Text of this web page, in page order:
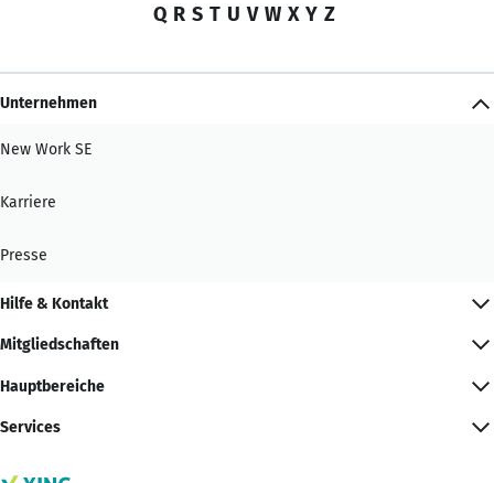
Q R S T U V W X Y Z
Unternehmen
New Work SE
Karriere
Presse
Hilfe & Kontakt
Mitgliedschaften
Hauptbereiche
Services